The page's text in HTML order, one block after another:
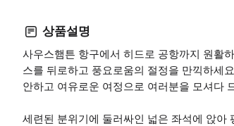
상품설명
사우스햄튼 항구에서 히드로 공항까지 원활
스를 뒤로하고 풍요로움의 절정을 만끽하세
안하고 여유로운 여정으로 여러분을 모셔다
세련된 분위기에 둘러싸인 넓은 좌석에 앉아